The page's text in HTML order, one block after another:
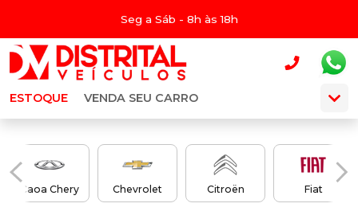
Seg a Sáb - 8h às 18h
ESTOQUE VENDA SEU CARRO
Caoa Chery Chevrolet Citroën Fiat